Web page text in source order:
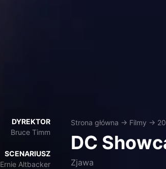
DYREKTOR
Bruce Timm
SCENARIUSZ
Ernie Altbacker
Strona główna → Filmy →
DC
Zjawa